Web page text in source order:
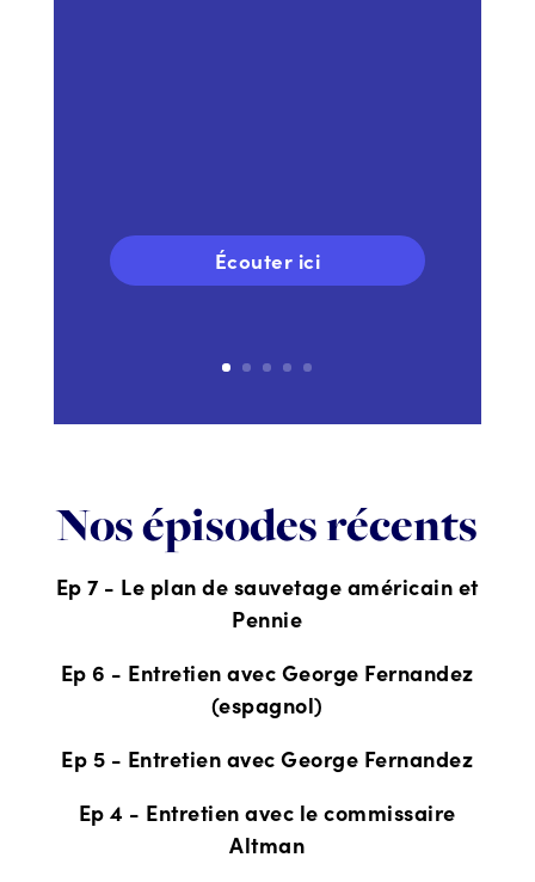
Écouter ici
Nos épisodes récents
Ep 7 - Le plan de sauvetage américain et
Pennie
Ep 6 - Entretien avec George Fernandez
(espagnol)
Ep 5 - Entretien avec George Fernandez
Ep 4 - Entretien avec le commissaire
Altman